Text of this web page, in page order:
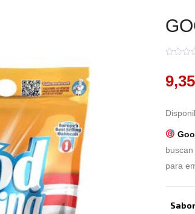
u
t
b
a
e
o
c
u
m
9,35
para
Sabor